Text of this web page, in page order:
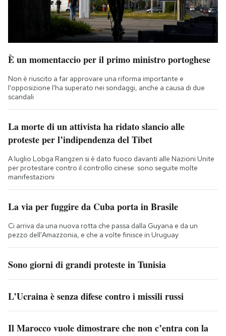
È un momentaccio per il primo ministro portoghese
Non è riuscito a far approvare una riforma importante e
l'opposizione l'ha superato nei sondaggi, anche a causa di due
scandali
La morte di un attivista ha ridato slancio alle
proteste per l’indipendenza del Tibet
A luglio Lobga Rangzen si è dato fuoco davanti alle Nazioni Unite
per protestare contro il controllo cinese: sono seguite molte
manifestazioni
La via per fuggire da Cuba porta in Brasile
Ci arriva da una nuova rotta che passa dalla Guyana e da un
pezzo dell'Amazzonia, e che a volte finisce in Uruguay
Sono giorni di grandi proteste in Tunisia
L’Ucraina è senza difese contro i missili russi
Il Marocco vuole dimostrare che non c’entra con la